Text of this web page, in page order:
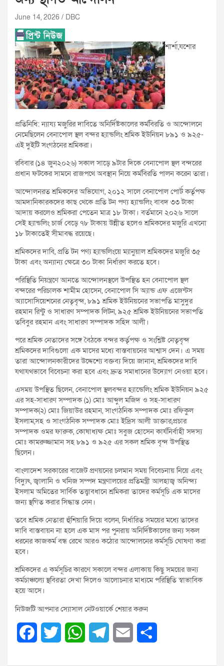
June 14, 2026 DBC
শার্শা,যশোর
প্রতিনিধি: ন্যায্য মজুরির দাবিতে অনির্দিষ্টকালের কর্মবিরতি ও আন্দোলনে
নেমেছিলেন বেনাপোল স্থল বন্দর হ্যান্ডলিং শ্রমিক ইউনিয়ন ৮৯১ ও ৯২৫-
এই দুইটি সংগঠনের শ্রমিকরা।
রবিবার (১৪ জুন২০২৬) সকাল সাড়ে ৯টার দিকে বেনাপোল স্থল বন্দরের
প্রধান ফটকের সামনে রাজপথে অবস্থান নিয়ে কর্মবিরতি পালন করেন তারা।
আন্দোলনরত শ্রমিকদের অভিযোগ, ২০১২ সালে বেনাপোল পোর্ট কর্তৃপক্ষ
আমদানিকারকদের কাছ থেকে প্রতি টন পণ্য হ্যান্ডলিং বাবদ ৩৩ টাকা
আদায় করলেও শ্রমিকরা পেতেন মাত্র ১৮ টাকা। বর্তমানে ২০২৬ সালে
সেই হ্যান্ডলিং চার্জ বেড়ে ৭৮ টাকায় উন্নীত হলেও শ্রমিকদের মজুরি এখনো
১৮ টাকাতেই সীমাবদ্ধ রয়েছে।
শ্রমিকদের দাবি, প্রতি টন পণ্য হ্যান্ডলিংয়ে ম্যানুয়াল শ্রমিকদের মজুরি ৩৫
টাকা এবং অন্যান্য ক্ষেত্রে ৩০ টাকা নির্ধারণ করতে হবে।
পরিস্থিতি নিয়ন্ত্রণে আনতে আন্দোলনস্থলে উপস্থিত হন বেনাপোল স্থল
বন্দরের পরিচালক শামীম হোসেন, বেনাপোল সি অ্যান্ড এফ এজেন্টস
অ্যাসোসিয়েশনের নেতৃবৃন্দ, ৮৯১ শ্রমিক ইউনিয়নের সভাপতি মাসুদুর
রহমান রিন্টু ও সাধারণ সম্পাদক লিটন, ৯২৫ শ্রমিক ইউনিয়নের সভাপতি
তবিবুর রহমান এবং সাধারণ সম্পাদক সহিদ আলী।
পরে শ্রমিক নেতাদের সঙ্গে বৈঠকে বন্দর কর্তৃপক্ষ ও সংশ্লিষ্ট নেতৃবৃন্দ
শ্রমিকদের দাবিগুলো এক মাসের মধ্যে বাস্তবায়নের আশ্বাস দেন। এ সময়
তারা আন্দোলনকারীদের উদ্দেশ্যে বক্তব্য দিয়ে জানান, শ্রমিকদের দাবি
যথাযথভাবে বিবেচনা করা হবে এবং দ্রুত সমাধানের উদ্যোগ নেওয়া হবে।
এসময় উপস্থিত ছিলেন, বেনাপোল স্থলবন্দর হ্যান্ডেলিং শ্রমিক ইউনিয়ন ৯২৫
এর সহ-সাধারণ সম্পাদক (১) মোঃ আব্দুল মজিদ ও সহ-সাধারণ
সম্পাদক(২) মোঃ জিয়াউর রহমান, সাংগঠনিক সম্পাদক মোঃ রফিকুল
ইসলাম,সহ ও সাংগঠনিক সম্পাদক মোঃ ইদ্রিস আলী ডাক্তার,প্রচার
সম্পাদক ওমর ফারুক, কোষাধ্যক্ষ মোঃ সবুজ হোসেন কার্যনির্বাহী সদস্য
মোঃ কামরুজ্জামান সহ ৮৯১ ও ৯২৫ এর সকল শ্রমিক বৃন্দ উপস্থিত
ছিলেন।
বাংলাদেশ সরকারের বাজেট প্রণয়নের চলমান সময় বিবেচনায় নিয়ে এবং
বিদ্যুৎ, জ্বালানি ও খনিজ সম্পদ মন্ত্রণালয়ের প্রতিমন্ত্রী আলহাজ্ব অনিন্দ্য
ইসলাম অমিতের সার্বিক তত্ত্বাবধানে শ্রমিকরা তাদের কর্মসূচি এক মাসের
জন্য স্থগিত করার সিদ্ধান্ত নেন।
তবে শ্রমিক নেতারা হুঁশিয়ারি দিয়ে বলেন, নির্ধারিত সময়ের মধ্যে তাদের
দাবি বাস্তবায়ন না হলে এক মাস পর পুনরায় অনির্দিষ্টকালের জন্য সকল
ধরনের কাজকর্ম বন্ধ রেখে আরও কঠোর আন্দোলনের কর্মসূচি ঘোষণা করা
হবে।
শ্রমিকদের এ কর্মসূচির কারণে সকালে বন্দর এলাকায় কিছু সময়ের জন্য
কর্মচাঞ্চল্যে স্থবিরতা দেখা দিলেও আলোচনার মাধ্যমে পরিস্থিতি স্বাভাবিক
হয়ে আসে।
নিউজটি আপনার স্যোসাল নেটওয়ার্কে শেয়ার করুন
W